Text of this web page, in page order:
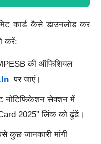
कार्ड कैसे डाउनलोड कर
करें:
की ऑफिशियल
पर जाएं।
नोटिफिकेशन सेक्शन में
2025” लिंक को ढूंढें।
कुछ जानकारी मांगी